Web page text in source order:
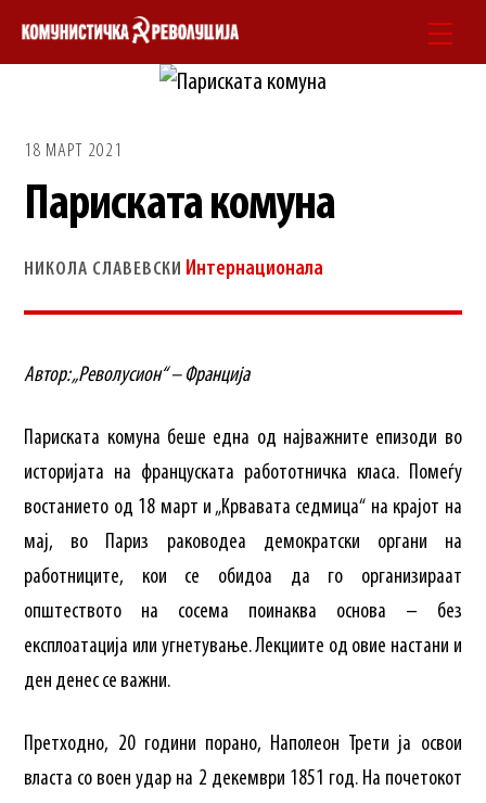
Skip
18 МАРТ 2021
Париската комуна
НИКОЛА СЛАВЕВСКИ Интернационала
Автор: „Револусион“ – Франција
Париската комуна беше една од најважните епизоди во
историјата на француската работотничка класа. Помеѓу
востанието од 18 март и „Крвавата седмица“ на крајот на
мај, во Париз раководеа демократски органи на
работниците, кои се обидоа да го организираат
општеството на сосема поинаква основа – без
експлоатација или угнетување. Лекциите од овие настани и
ден денес се важни.
Претходно, 20 години порано, Наполеон Трети ја освои
власта со воен удар на 2 декември 1851 год. На почетокот